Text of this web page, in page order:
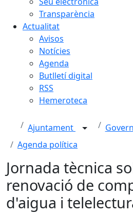
Transparència
Actualitat
Avisos
Notícies
Agenda
Butlletí digital
RSS
Hemeroteca
Ajuntament
Govern
Agenda política
Jornada tècnica
renovació de
d'aigua i